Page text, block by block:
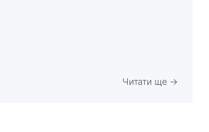
Читати ще →